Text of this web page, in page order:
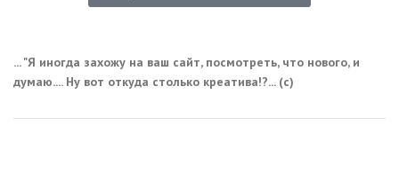
... "Я иногда захожу на ваш сайт, посмотреть, что нового, и
думаю.... Ну вот откуда столько креатива!?... (с)